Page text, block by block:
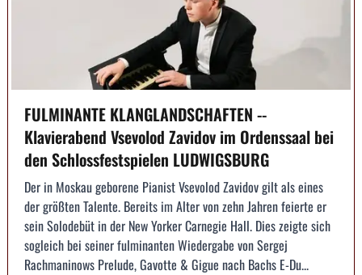
FULMINANTE KLANGLANDSCHAFTEN --
Klavierabend Vsevolod Zavidov im Ordenssaal bei
den Schlossfestspielen LUDWIGSBURG
Der in Moskau geborene Pianist Vsevolod Zavidov gilt als eines
der größten Talente. Bereits im Alter von zehn Jahren feierte er
sein Solodebüt in der New Yorker Carnegie Hall. Dies zeigte sich
sogleich bei seiner fulminanten Wiedergabe von Sergej
Rachmaninows Prelude, Gavotte & Gigue nach Bachs E-Du...